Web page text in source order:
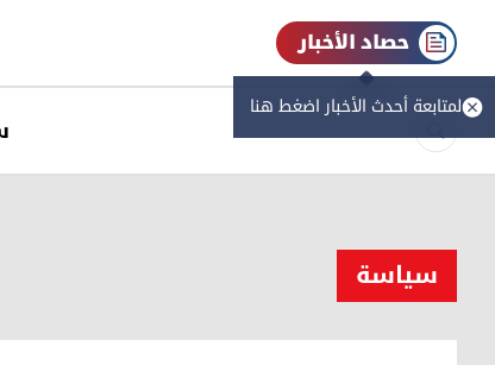
حصاد الأخبار
لمتابعة أحدث الأخبار اضغط هنا
سیاسة